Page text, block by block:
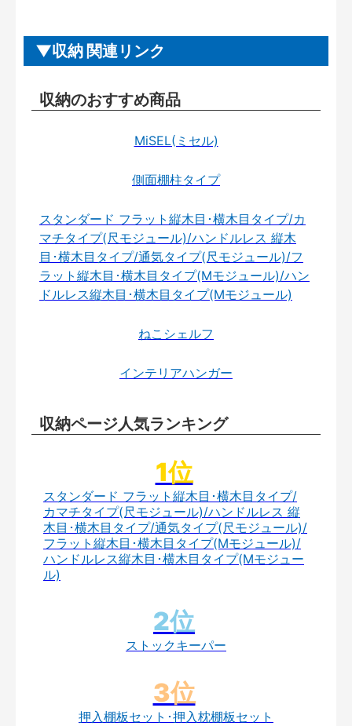
収納 関連リンク
収納のおすすめ商品
MiSEL(ミセル)
側面棚柱タイプ
スタンダード フラット縦木目･横木目タイプ/カ
マチタイプ(尺モジュール)/ハンドルレス 縦木
目･横木目タイプ/通気タイプ(尺モジュール)/フ
ラット縦木目･横木目タイプ(Mモジュール)/ハン
ドルレス縦木目･横木目タイプ(Mモジュール)
ねこシェルフ
インテリアハンガー
収納ページ人気ランキング
スタンダード フラット縦木目･横木目タイプ/
カマチタイプ(尺モジュール)/ハンドルレス 縦
木目･横木目タイプ/通気タイプ(尺モジュール)/
フラット縦木目･横木目タイプ(Mモジュール)/
ハンドルレス縦木目･横木目タイプ(Mモジュー
ル)
ストックキーパー
押入棚板セット･押入枕棚板セット